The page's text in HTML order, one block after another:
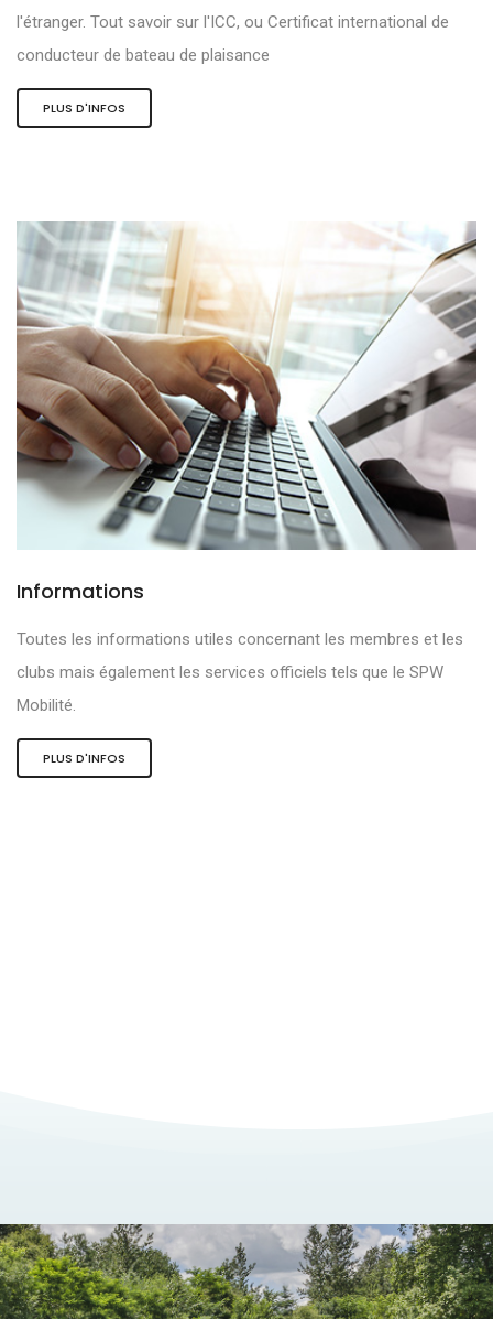
l'étranger. Tout savoir sur l'ICC, ou Certificat international de
conducteur de bateau de plaisance
PLUS D'INFOS
Informations
Toutes les informations utiles concernant les membres et les
clubs mais également les services officiels tels que le SPW
Mobilité.
PLUS D'INFOS